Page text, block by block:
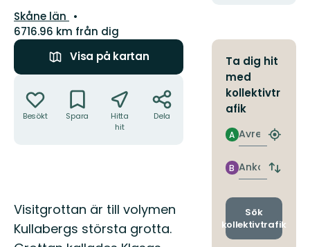
Län:
Skåne län
6716.96 km från dig
Visa på kartan
Besökt Spara
Hitta
hit
Dela
Beskrivning
Visitgrottan är till volymen
Kullabergs största grotta.
Ta dig hit
med
kollektivtr
afik
Avresa
A
Hitta
Ankomst
B
Byt
och
Sök
kollektivtrafik